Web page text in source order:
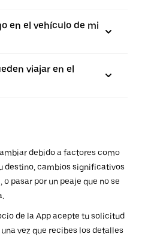
en el vehículo de mi
viajar en el
debido a factores como
destino, cambios significativos
pasar por un peaje que no se
de la App acepte tu solicitud
vez que recibes los detalles